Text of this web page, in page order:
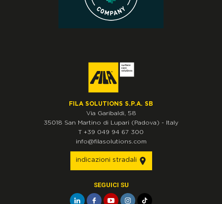
FILA SOLUTIONS S.P.A. SB
Via Garibaldi, 58
35018 San Martino di Lupari (Padova) - Italy
T +39 049 94 67 300
info@filasolutions.com
indicazioni stradali
SEGUICI SU